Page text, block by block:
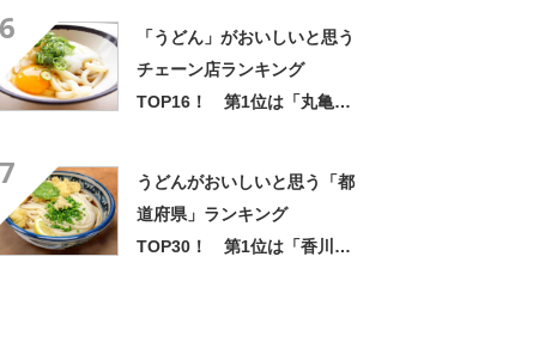
6
「うどん」がおいしいと思う
チェーン店ランキング
TOP16！ 第1位は「丸亀製
7
うどんがおいしいと思う「都
道府県」ランキング
TOP30！ 第1位は「香川